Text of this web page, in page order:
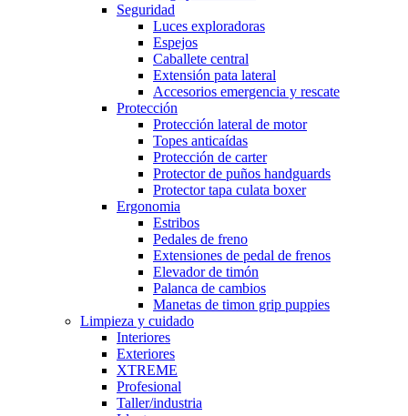
Seguridad
Luces exploradoras
Espejos
Caballete central
Extensión pata lateral
Accesorios emergencia y rescate
Protección
Protección lateral de motor
Topes anticaídas
Protección de carter
Protector de puños handguards
Protector tapa culata boxer
Ergonomia
Estribos
Pedales de freno
Extensiones de pedal de frenos
Elevador de timón
Palanca de cambios
Manetas de timon grip puppies
Limpieza y cuidado
Interiores
Exteriores
XTREME
Profesional
Taller/industria